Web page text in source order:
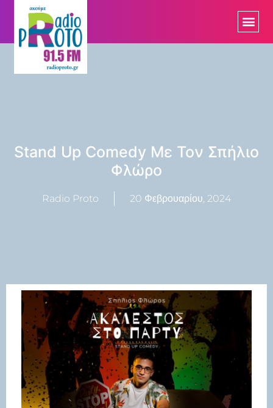
Stand Up Comedy Με Τον Σπήλιο
Φλώρο
Radio Proto 20 Φεβρουαρίου, 2024